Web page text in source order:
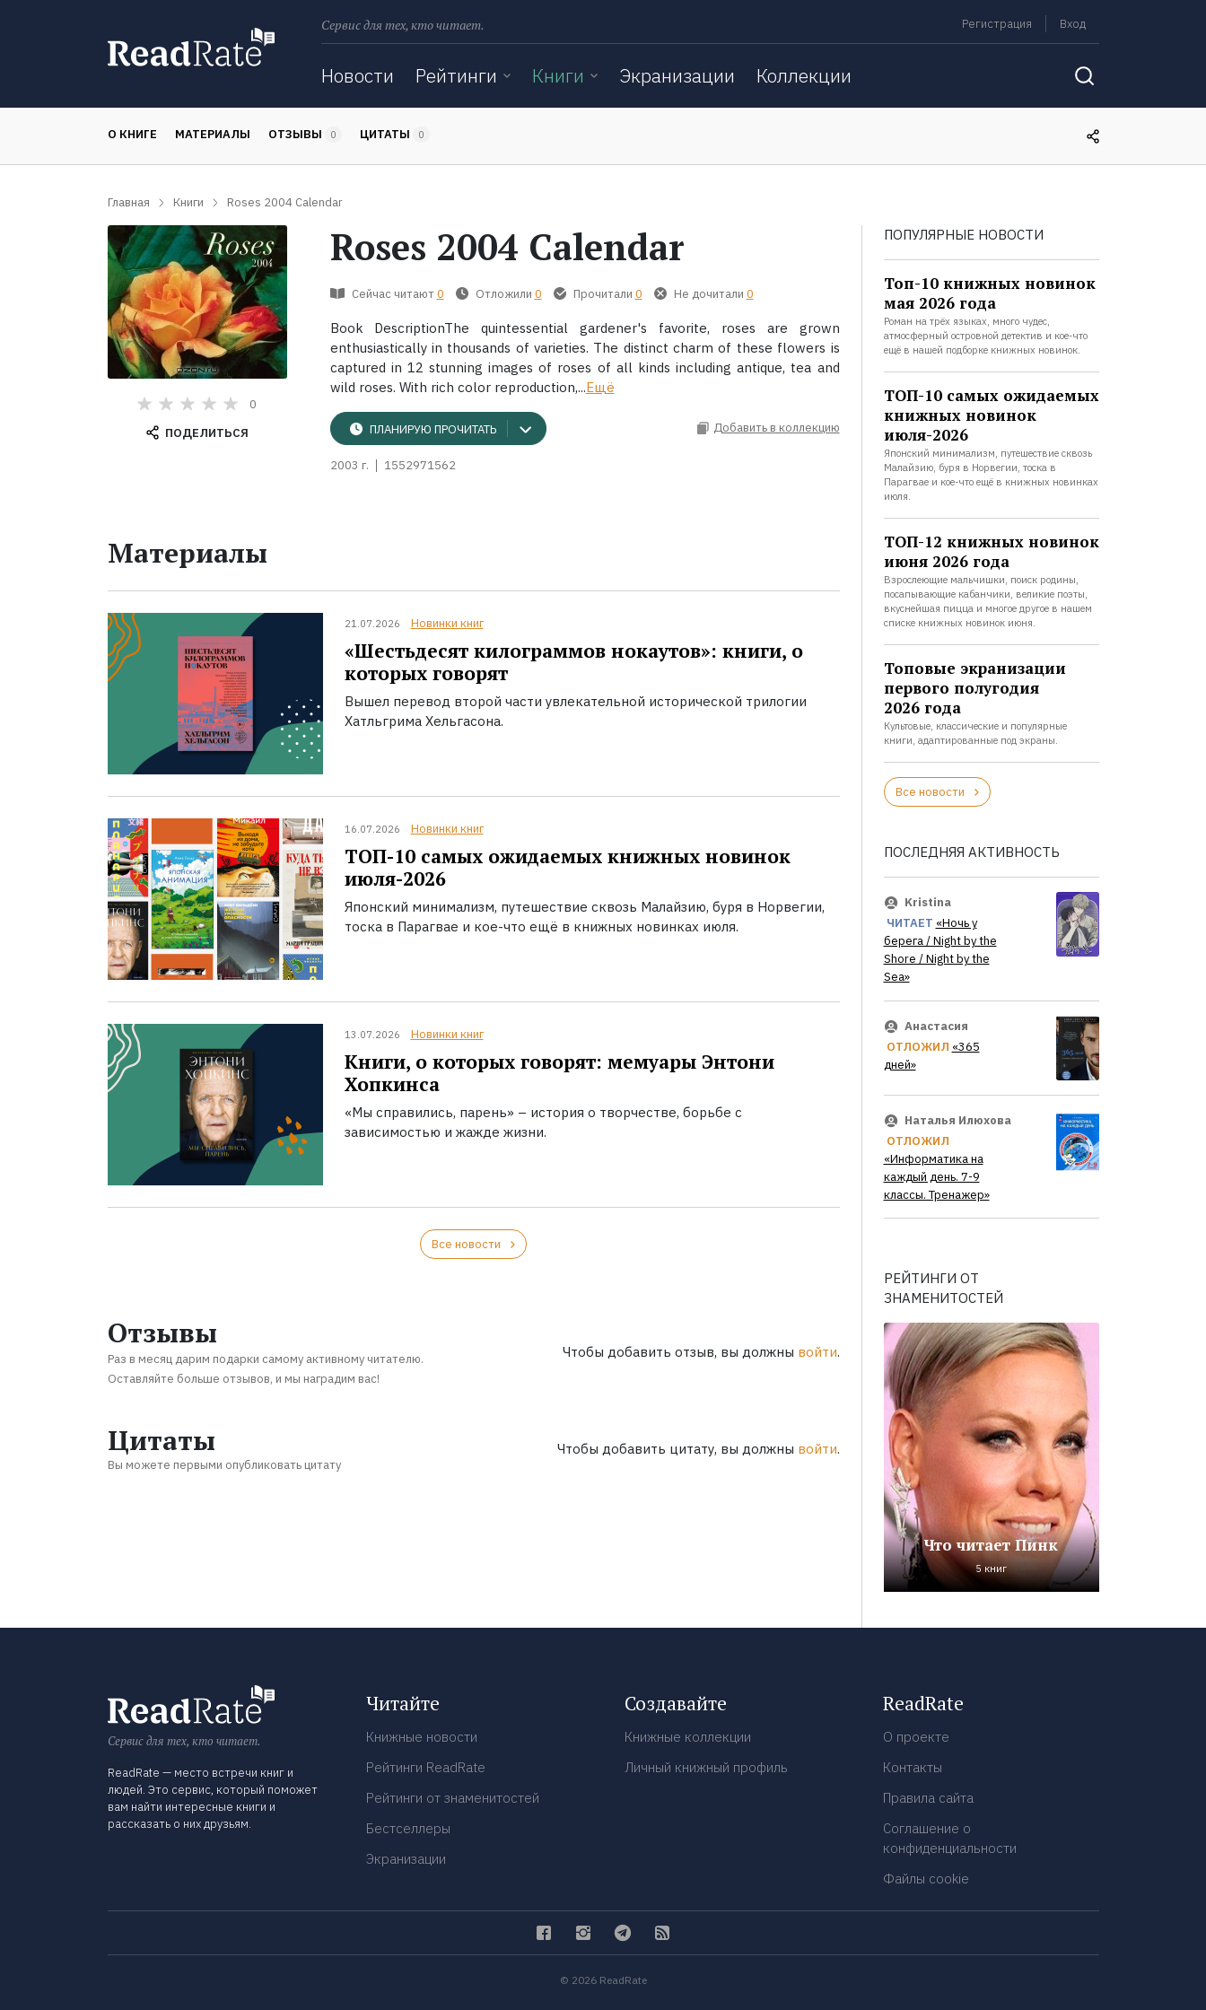
Сервис для тех, кто читает. Регистрация Вход
Новости Рейтинги Книги Экранизации Коллекции
О КНИГЕ МАТЕРИАЛЫ ОТЗЫВЫ 0 ЦИТАТЫ 0
Главная Книги Roses 2004 Calendar
0
ПОДЕЛИТЬСЯ
Roses 2004 Calendar
Сейчас читают 0 Отложили 0 Прочитали 0 Не дочитали 0
Book DescriptionThe quintessential gardener's favorite, roses are grown
enthusiastically in thousands of varieties. The distinct charm of these flowers is
captured in 12 stunning images of roses of all kinds including antique, tea and
wild roses. With rich color reproduction,...Ещё
ПЛАНИРУЮ ПРОЧИТАТЬ Добавить в коллекцию
2003 г. 1552971562
Материалы
21.07.2026 Новинки книг
«Шестьдесят килограммов нокаутов»: книги, о
которых говорят
Вышел перевод второй части увлекательной исторической трилогии
Хатльгрима Хельгасона.
16.07.2026 Новинки книг
ТОП-10 самых ожидаемых книжных новинок
июля-2026
Японский минимализм, путешествие сквозь Малайзию, буря в Норвегии,
тоска в Парагвае и кое-что ещё в книжных новинках июля.
13.07.2026 Новинки книг
Книги, о которых говорят: мемуары Энтони
Хопкинса
«Мы справились, парень» – история о творчестве, борьбе с
зависимостью и жажде жизни.
Все новости
Отзывы
Раз в месяц дарим подарки самому активному читателю.
Оставляйте больше отзывов, и мы наградим вас!
Чтобы добавить отзыв, вы должны войти.
Цитаты
Вы можете первыми опубликовать цитату
Чтобы добавить цитату, вы должны войти.
ПОПУЛЯРНЫЕ НОВОСТИ
Топ-10 книжных новинок
мая 2026 года
Роман на трёх языках, много чудес,
атмосферный островной детектив и кое-что
ещё в нашей подборке книжных новинок.
ТОП-10 самых ожидаемых
книжных новинок
июля-2026
Японский минимализм, путешествие сквозь
Малайзию, буря в Норвегии, тоска в
Парагвае и кое-что ещё в книжных новинках
июля.
ТОП-12 книжных новинок
июня 2026 года
Взрослеющие мальчишки, поиск родины,
посапывающие кабанчики, великие поэты,
вкуснейшая пицца и многое другое в нашем
списке книжных новинок июня.
Топовые экранизации
первого полугодия
2026 года
Культовые, классические и популярные
книги, адаптированные под экраны.
Все новости
ПОСЛЕДНЯЯ АКТИВНОСТЬ
Kristina
ЧИТАЕТ «Ночь у
берега / Night by the
Shore / Night by the
Sea»
Анастасия
ОТЛОЖИЛ «365
дней»
Наталья Илюхова
ОТЛОЖИЛ
«Информатика на
каждый день. 7-9
классы. Тренажер»
РЕЙТИНГИ ОТ
ЗНАМЕНИТОСТЕЙ
Что читает Пинк
5 книг
Сервис для тех, кто читает.
ReadRate — место встречи книг и
людей. Это сервис, который поможет
вам найти интересные книги и
рассказать о них друзьям.
Читайте
Книжные новости
Рейтинги ReadRate
Рейтинги от знаменитостей
Бестселлеры
Экранизации
Создавайте
Книжные коллекции
Личный книжный профиль
ReadRate
О проекте
Контакты
Правила сайта
Соглашение о
конфиденциальности
Файлы cookie
© 2026 ReadRate